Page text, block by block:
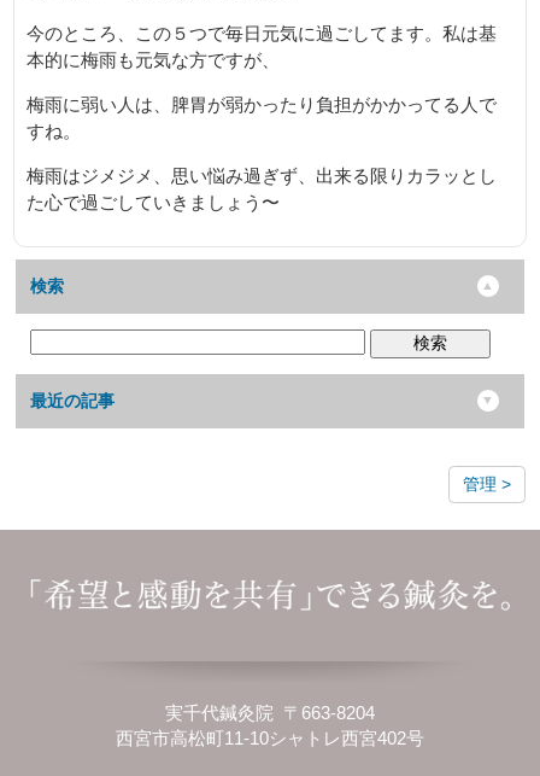
今のところ、この５つで毎日元気に過ごしてます。私は基
本的に梅雨も元気な方ですが、
梅雨に弱い人は、脾胃が弱かったり負担がかかってる人で
すね。
梅雨はジメジメ、思い悩み過ぎず、出来る限りカラッとし
た心で過ごしていきましょう〜
検索
検索
最近の記事
管理
実千代鍼灸院 〒663-8204
西宮市高松町11-10シャトレ西宮402号